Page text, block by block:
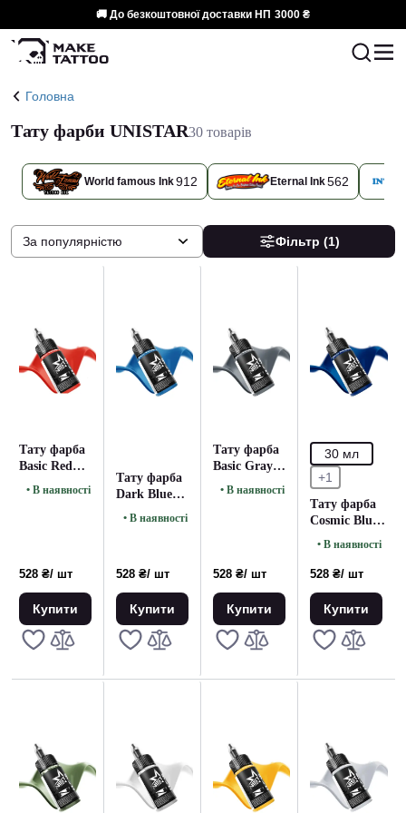
🚚 До безкоштовної доставки НП 3000 ₴
Головна
Тату фарби UNISTAR30 товарів
World famous Ink912 Eternal Ink562
Фільтр (1)
За популярністю
Тату фарба
Basic Red
UNISTAR
• В наявності
528 ₴/ шт
Купити
Тату фарба
Dark Blue
UNISTAR
• В наявності
528 ₴/ шт
Купити
Тату фарба
Basic Gray
Medium
• В наявності
528 ₴/ шт
Купити
30 мл
+1
Тату фарба
Cosmic Blue
UNISTAR
30ML
• В наявності
528 ₴/ шт
Купити